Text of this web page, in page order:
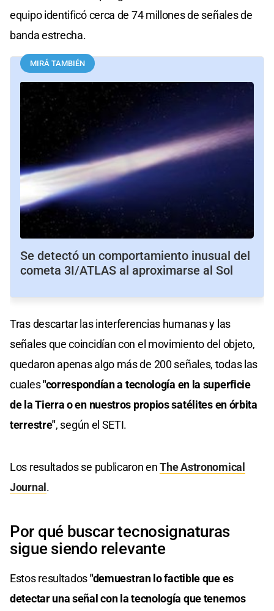
equipo identificó cerca de 74 millones de señales de
banda estrecha.
MIRÁ TAMBIÉN
Se detectó un comportamiento inusual del
cometa 3I/ATLAS al aproximarse al Sol
Tras descartar las interferencias humanas y las
señales que coincidían con el movimiento del objeto,
quedaron apenas algo más de 200 señales, todas las
cuales"correspondían a tecnología en la superficie
de la Tierra o en nuestros propios satélites en órbita
terrestre", según el SETI.
Los resultados se publicaron enThe Astronomical
Journal.
Por qué buscar tecnosignaturas
sigue siendo relevante
Estos resultados"demuestran lo factible que es
detectar una señal con la tecnología que tenemos